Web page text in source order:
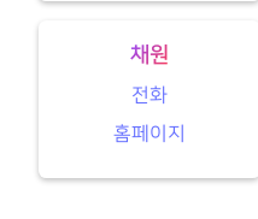
채원
전화
홈페이지